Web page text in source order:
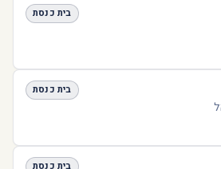
בית כנסת
בית כנסת
בית כנסת